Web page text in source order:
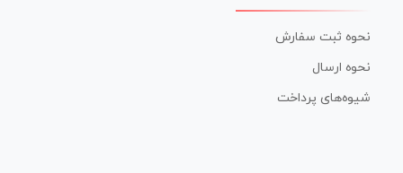
نحوه ثبت سفارش
نحوه ارسال
شیوه‌های پرداخت